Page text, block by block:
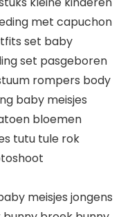
met capuchon
set baby
set pasgeboren
rompers body
baby meisjes
bloemen
tutu tule rok
meisjes jongens